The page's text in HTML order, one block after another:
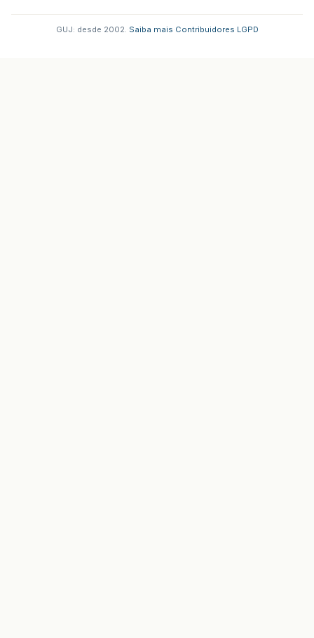
GUJ: desde 2002. Saiba mais Contribuidores LGPD